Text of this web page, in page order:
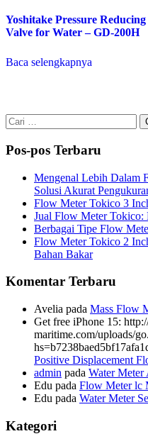
Yoshitake Pressure Reducing
Valve for Water – GD-200H
Baca selengkapnya
Cari
untuk:
Pos-pos Terbaru
Mengenal Lebih Dalam
Solusi Akurat
Flow Meter Tokico 3
Jual Flow Meter Tokico:
Berbagai Tipe Flow
Flow Meter Tokico 2
Bahan Bakar
Komentar Terbaru
Avelia pada Mass Flow
Get free iPhone 15:
maritime.com/uploads/
Positive Displacement
admin pada Water Meter
Edu pada Flow Meter lc
Edu pada Water Meter
Kategori